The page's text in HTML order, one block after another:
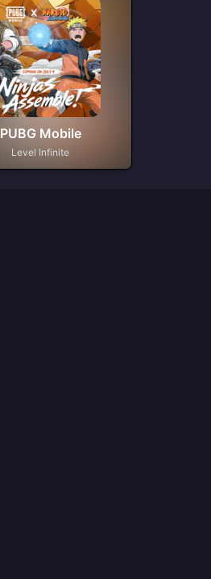
PUBG Mobile
Level Infinite